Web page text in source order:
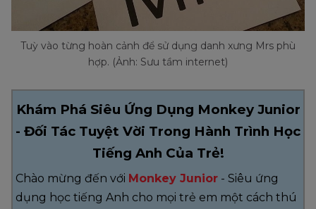
Tuỳ vào từng hoàn cảnh để sử dụng danh xưng Mrs phù
hợp. (Ảnh: Sưu tầm internet)
Khám Phá Siêu Ứng Dụng Monkey Junior
- Đối Tác Tuyệt Vời Trong Hành Trình Học
Tiếng Anh Của Trẻ!
Chào mừng đến với Monkey Junior - Siêu ứng
dụng học tiếng Anh cho mọi trẻ em một cách thú